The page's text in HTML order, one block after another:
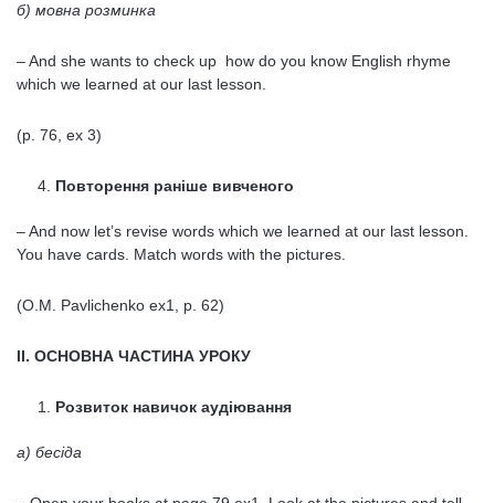
б) мовна розминка
– And she wants to check up how do you know English rhyme
which we learned at our last lesson.
(p. 76, ex 3)
Повторення раніше вивченого
– And now let’s revise words which we learned at our last lesson.
You have cards. Match words with the pictures.
(O.M. Pavlichenko ex1, p. 62)
ІІ. ОСНОВНА ЧАСТИНА УРОКУ
Розвиток навичок аудіювання
а) бесіда